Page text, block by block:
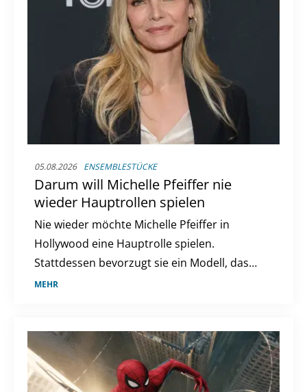
05.08.2026 ENSEMBLESTÜCKE
Darum will Michelle Pfeiffer nie
wieder Hauptrollen spielen
Nie wieder möchte Michelle Pfeiffer in
Hollywood eine Hauptrolle spielen.
Stattdessen bevorzugt sie ein Modell, das
sie offenbar in ihrer neuen Serie "Only
MEHR